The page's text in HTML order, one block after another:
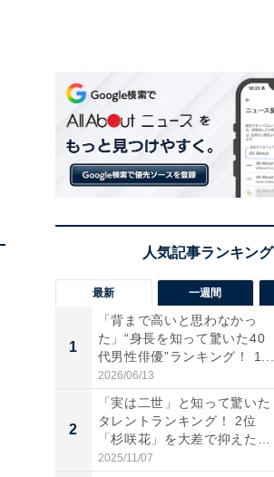
最新 一週間
1
「背まで高いと思わなかっ
た」“身長を知って驚いた40
代男性俳優”ランキング！ 1...
2026/06/13
2
「実は二世」と知って驚いた
タレントランキング！ 2位
「杉咲花」を大差で抑えた1
位...
2025/11/07